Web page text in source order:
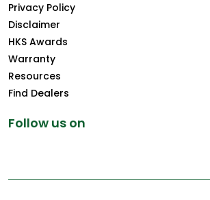
Privacy Policy
Disclaimer
HKS Awards
Warranty
Resources
Find Dealers
Follow us on